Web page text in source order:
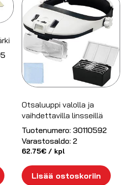
Otsaluuppi valolla ja
vaihdettavilla linsseillä
Tuotenumero: 30110592
Varastosaldo: 2
62.75€ / kpl
Lisää ostoskoriin